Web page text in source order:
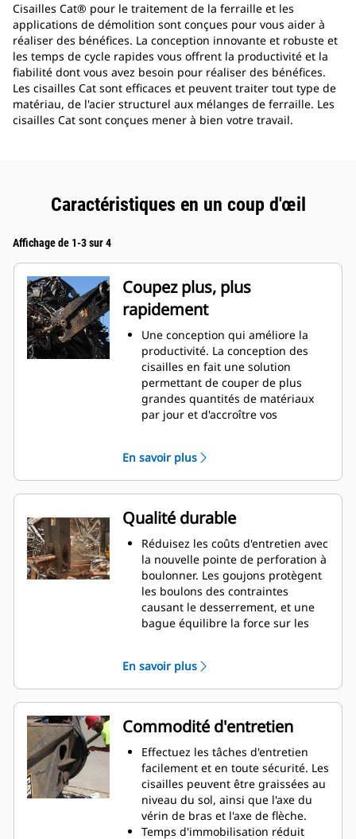
Cisailles Cat® pour le traitement de la ferraille et les
applications de démolition sont conçues pour vous aider à
réaliser des bénéfices. La conception innovante et robuste et
les temps de cycle rapides vous offrent la productivité et la
fiabilité dont vous avez besoin pour réaliser des bénéfices.
Les cisailles Cat sont efficaces et peuvent traiter tout type de
matériau, de l'acier structurel aux mélanges de ferraille. Les
cisailles Cat sont conçues mener à bien votre travail.
Caractéristiques en un coup d'œil
Affichage de 1-3 sur 4
Coupez plus, plus
rapidement
Une conception qui améliore la
productivité. La conception des
cisailles en fait une solution
permettant de couper de plus
grandes quantités de matériaux
par jour et d'accroître vos
taille du cylindre, la profondeur et
l'ouverture des mâchoires ainsi
que la longueur du jalon de
nivellement.
Augmentez vos performances de
coupe jusqu'à 15 % et réduisez
l'usure des lames grâce à la
conception à double mâchoire à
arête incurvée et déport.
Positionnez avec précision les
mâchoires dans une position de
présent sur la série S3000.
La puissance est adaptée tout au
long du cycle de coupe.
Les cisailles sont optimisées pour
les pelles hydrauliques Cat pour
assurer une compatibilité, des
temps de cycle courts et une plage
de mouvement appropriés.
Augmentez vos performances de
coupe avec des plaques
intercalaires coniques qui
En savoir plus
Qualité durable
Réduisez les coûts d'entretien avec
la nouvelle pointe de perforation à
boulonner. Les goujons protègent
les boulons des contraintes
causant le desserrement, et une
bague équilibre la force sur les
Travaillez en toute confiance lors
des applications hydrauliques
exigeantes. La plupart des
composants hydrauliques sont
conçus avec des coefficients de
sécurité allant de 4 à 1 et peuvent
supporter des pics de pression
jusqu'à 20 000 psi (1 378 bar).
Ils rallongent la durée de vie
globale grâce à la plaque solide
qui compose la mâchoire
En savoir plus
Commodité d'entretien
Effectuez les tâches d'entretien
facilement et en toute sécurité. Les
cisailles peuvent être graissées au
niveau du sol, ainsi que l'axe du
vérin de bras et l'axe de flèche.
Temps d'immobilisation réduit